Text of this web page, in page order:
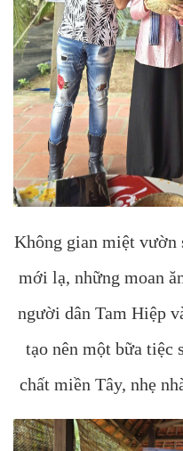
Không gian miệt vườn
mới lạ, những moan
người dân Tam Hiệp
tạo nên một bữa tiệc
chất miền Tây, nhẹ